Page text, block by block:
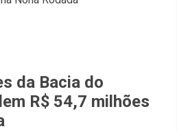
da Bacia do
R$ 54,7 milhões